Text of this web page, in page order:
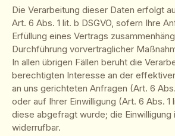
Die Verarbeitung dieser Daten erfolgt
Art. 6 Abs. 1 lit. b DSGVO, sofern Ihre
Erfüllung eines Vertrags
Durchführung vorvertraglicher
In allen übrigen Fällen beruht die
berechtigten Interesse an der
an uns gerichteten Anfragen (Art. 6
oder auf Ihrer Einwilligung (Art. 6 Abs. 1
diese abgefragt wurde; die
widerrufbar.